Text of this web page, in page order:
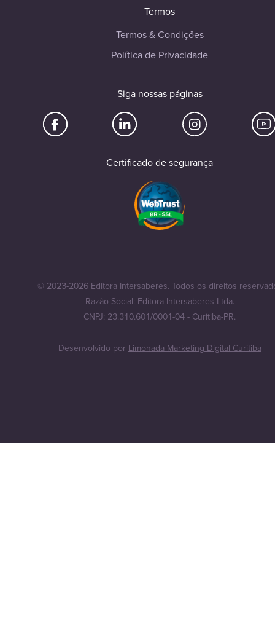
Termos
Termos & Condições
Política de Privacidade
Siga nossas páginas
Certificado de segurança
© 2023-2026 Editora Intersaberes. Todos os direitos
Razão Social: Editora Intersaberes Ltda.
CNPJ: 23.310.601/0001-04 - Curitiba-PR.
Desenvolvido porLimonada Marketing Digital Curitiba